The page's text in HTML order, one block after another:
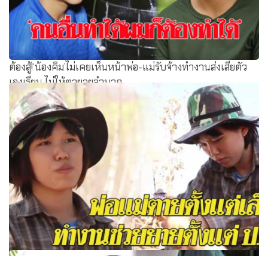
ต้องสู้!‘น้องคิม’ไม่เคยเห็นหน้าพ่อ-แม่รับจ้างทำงานส่งเสียตัว
เองเรียน ไม่ให้ตายายลำบาก